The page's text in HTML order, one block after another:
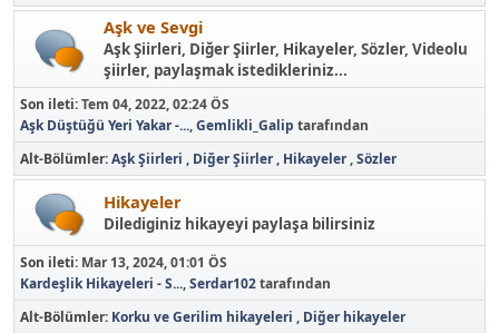
Aşk ve Sevgi
Aşk Şiirleri, Diğer Şiirler, Hikayeler, Sözler, Videolu
şiirler, paylaşmak istedikleriniz...
Son ileti:Tem 04, 2022, 02:24 ÖS
Aşk Düştüğü Yeri Yakar -...,Gemlikli_Galip tarafından
Alt-Bölümler Aşk Şiirleri Diğer Şiirler Hikayeler Sözler
Hikayeler
Dilediginiz hikayeyi paylaşa bilirsiniz
Son ileti: Mar 13, 2024, 01:01 ÖS
Kardeşlik Hikayeleri - S...,Serdar102tarafından
Alt-Bölümler Korku ve Gerilim hikayeleri Diğer hikayeler